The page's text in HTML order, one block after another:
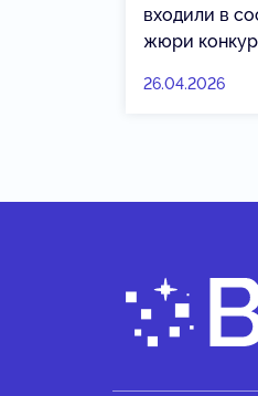
входили в
жюри
26.04.2026